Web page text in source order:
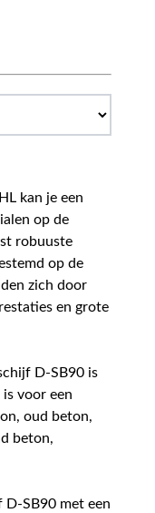
kan je een
op de
robuuste
op de
zich door
en grote
D-SB90 is
voor een
oud beton,
beton,
D-SB90 met een